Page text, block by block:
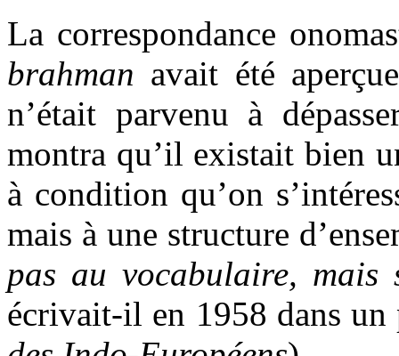
La correspondance
brahman avait été
n’était parvenu à
montra qu’il existait bien
à condition qu’on
mais à une structure
pas au vocabulaire,
écrivait-il en 1958 dans